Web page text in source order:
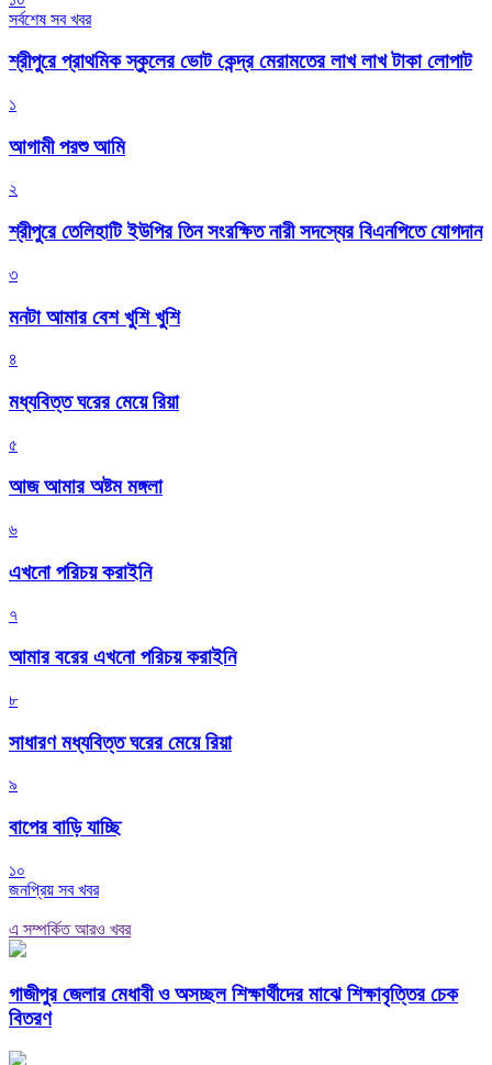
সর্বশেষ সব খবর
শ্রীপুরে প্রাথমিক স্কুলের ভোট কেন্দ্র মেরামতের লাখ লাখ টাকা লোপাট
১
আগামী পরশু আমি
২
শ্রীপুরে তেলিহাটি ইউপির তিন সংরক্ষিত নারী সদস্যের বিএনপিতে যোগদান
৩
মনটা আমার বেশ খুশি খুশি
৪
মধ্যবিত্ত ঘরের মেয়ে রিয়া
৫
আজ আমার অষ্টম মঙ্গলা
৬
এখনো পরিচয় করাইনি
৭
আমার বরের এখনো পরিচয় করাইনি
৮
সাধারণ মধ্যবিত্ত ঘরের মেয়ে রিয়া
৯
বাপের বাড়ি যাচ্ছি
১০
জনপ্রিয় সব খবর
এ সম্পর্কিত আরও খবর
গাজীপুর জেলার মেধাবী ও অসচ্ছল শিক্ষার্থীদের মাঝে শিক্ষাবৃত্তির চেক
বিতরণ